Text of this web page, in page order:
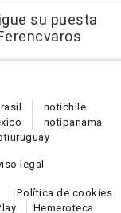
su puesta
notichile
notipanama
uruguay
legal
Política de cookies
Hemeroteca